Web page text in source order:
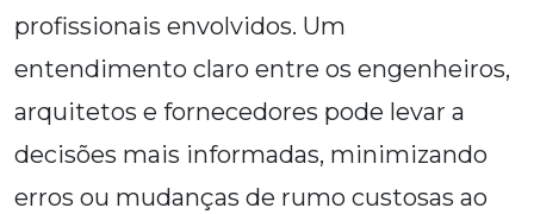
profissionais envolvidos. Um
entendimento claro entre os engenheiros,
arquitetos e fornecedores pode levar a
decisões mais informadas, minimizando
erros ou mudanças de rumo custosas ao